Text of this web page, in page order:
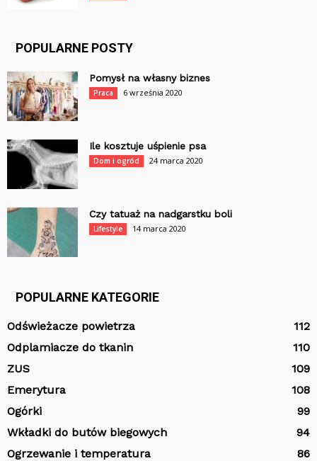
POPULARNE POSTY
Pomysł na własny biznes
Praca 6 września 2020
Ile kosztuje uśpienie psa
Dom i ogród 24 marca 2020
Czy tatuaż na nadgarstku boli
Lifestyle 14 marca 2020
POPULARNE KATEGORIE
Odświeżacze powietrza
112
Odplamiacze do tkanin
110
ZUS
109
Emerytura
108
Ogórki
99
Wkładki do butów biegowych
94
Ogrzewanie i temperatura
86